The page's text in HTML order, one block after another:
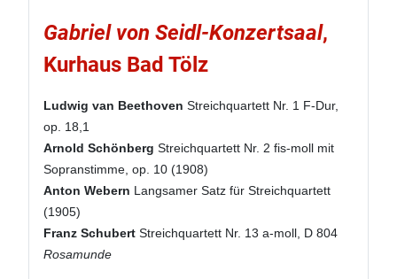
Gabriel von Seidl-Konzertsaal,
Kurhaus Bad Tölz
Ludwig van Beethoven Streichquartett Nr. 1 F-Dur,
op. 18,1
Arnold Schönberg Streichquartett Nr. 2 fis-moll mit
Sopranstimme, op. 10 (1908)
Anton Webern Langsamer Satz für Streichquartett
(1905)
Franz Schubert Streichquartett Nr. 13 a-moll, D 804
Rosamunde